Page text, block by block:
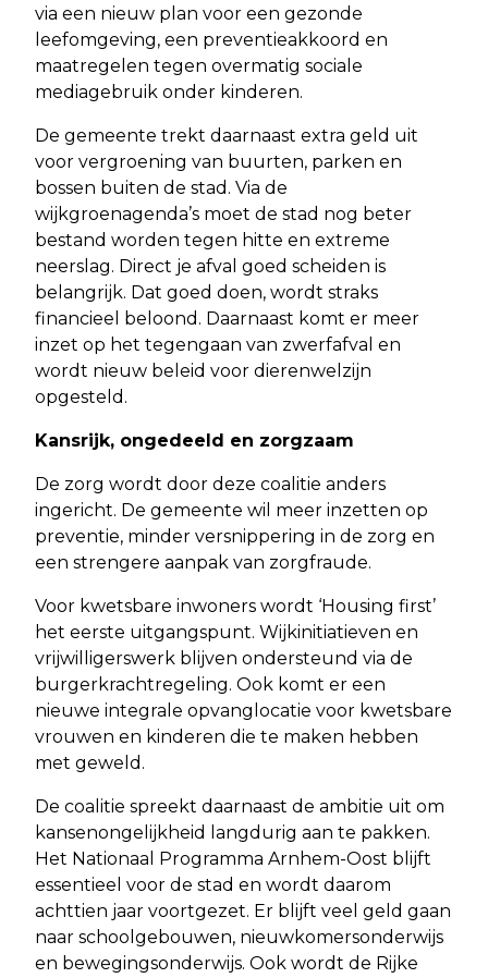
via een nieuw plan voor een gezonde
leefomgeving, een preventieakkoord en
maatregelen tegen overmatig sociale
mediagebruik onder kinderen.
De gemeente trekt daarnaast extra geld uit
voor vergroening van buurten, parken en
bossen buiten de stad. Via de
wijkgroenagenda’s moet de stad nog beter
bestand worden tegen hitte en extreme
neerslag. Direct je afval goed scheiden is
belangrijk. Dat goed doen, wordt straks
financieel beloond. Daarnaast komt er meer
inzet op het tegengaan van zwerfafval en
wordt nieuw beleid voor dierenwelzijn
opgesteld.
Kansrijk, ongedeeld en zorgzaam
De zorg wordt door deze coalitie anders
ingericht. De gemeente wil meer inzetten op
preventie, minder versnippering in de zorg en
een strengere aanpak van zorgfraude.
Voor kwetsbare inwoners wordt ‘Housing first’
het eerste uitgangspunt. Wijkinitiatieven en
vrijwilligerswerk blijven ondersteund via de
burgerkrachtregeling. Ook komt er een
nieuwe integrale opvanglocatie voor kwetsbare
vrouwen en kinderen die te maken hebben
met geweld.
De coalitie spreekt daarnaast de ambitie uit om
kansenongelijkheid langdurig aan te pakken.
Het Nationaal Programma Arnhem-Oost blijft
essentieel voor de stad en wordt daarom
achttien jaar voortgezet. Er blijft veel geld gaan
naar schoolgebouwen, nieuwkomersonderwijs
en bewegingsonderwijs. Ook wordt de Rijke